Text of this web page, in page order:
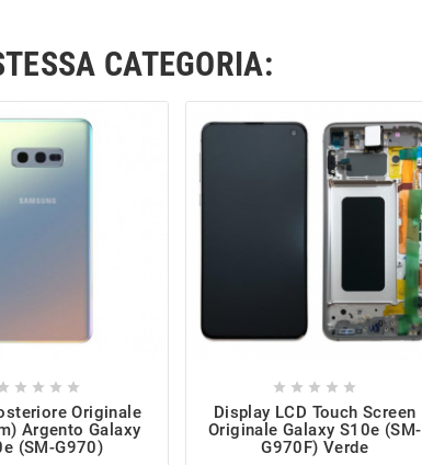
CATEGORIA:
   
Originale
Argento Galaxy
(SM-G970)
    
Display LCD Touch Screen
Originale Galaxy S10e (SM-
G970F) Verde